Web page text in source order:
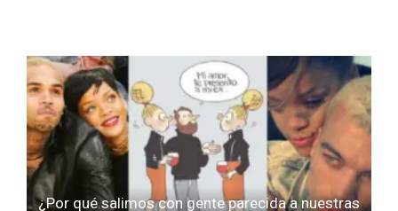
¿Por qué salimos con gente parecida a nuestras